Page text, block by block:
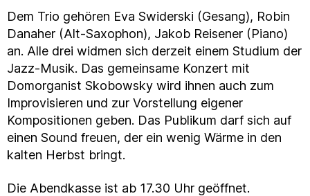
Dem Trio gehören Eva Swiderski (Gesang), Robin
Danaher (Alt-Saxophon), Jakob Reisener (Piano)
an. Alle drei widmen sich derzeit einem Studium der
Jazz-Musik. Das gemeinsame Konzert mit
Domorganist Skobowsky wird ihnen auch zum
Improvisieren und zur Vorstellung eigener
Kompositionen geben. Das Publikum darf sich auf
einen Sound freuen, der ein wenig Wärme in den
kalten Herbst bringt.
Die Abendkasse ist ab 17.30 Uhr geöffnet.